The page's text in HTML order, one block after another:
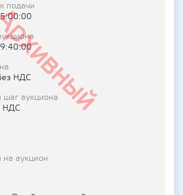
подачи
НДС
аукциона
НДС
на аукцион